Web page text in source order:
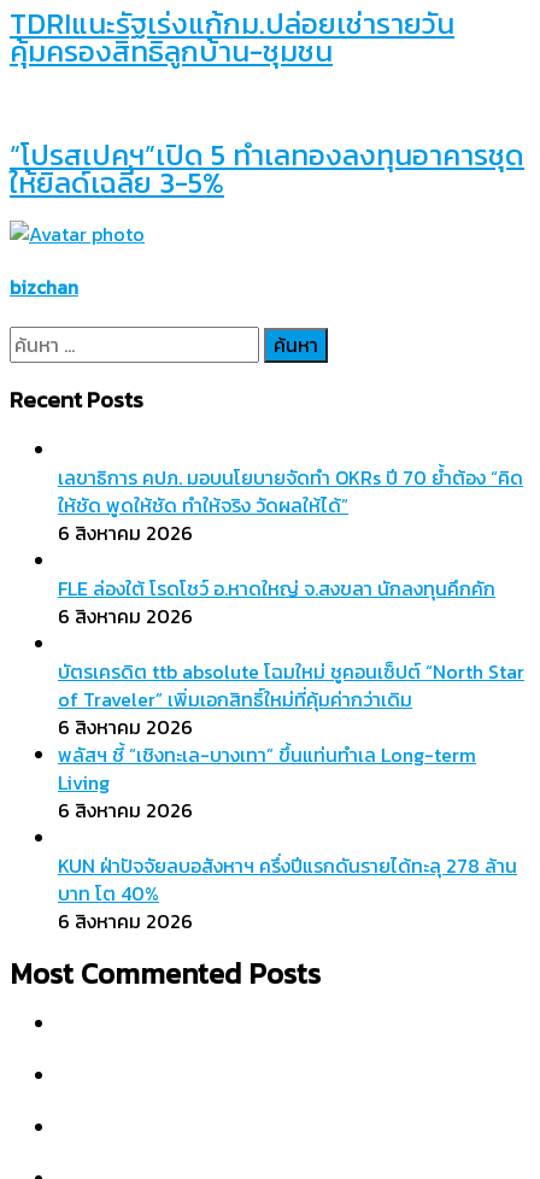
TDRIแนะรัฐเร่งแก้กม.ปล่อยเช่ารายวัน
คุ้มครองสิทธิลูกบ้าน-ชุมชน
“โปรสเปคฯ”เปิด 5 ทำเลทองลงทุนอาคารชุด
ให้ยิลด์เฉลี่ย 3-5%
bizchan
ค้นหา
สำหรับ:
Recent Posts
เลขาธิการ คปภ. มอบนโยบายจัดทำ OKRs ปี 70 ย้ำต้อง “คิด
ให้ชัด พูดให้ชัด ทำให้จริง วัดผลให้ได้”
6 สิงหาคม 2026
FLE ล่องใต้ โรดโชว์ อ.หาดใหญ่ จ.สงขลา นักลงทุนคึกคัก
6 สิงหาคม 2026
บัตรเครดิต ttb absolute โฉมใหม่ ชูคอนเซ็ปต์ “North Star
of Traveler” เพิ่มเอกสิทธิ์ใหม่ที่คุ้มค่ากว่าเดิม
6 สิงหาคม 2026
พลัสฯ ชี้ “เชิงทะเล-บางเทา” ขึ้นแท่นทำเล Long-term
Living
6 สิงหาคม 2026
KUN ฝ่าปัจจัยลบอสังหาฯ ครึ่งปีแรกดันรายได้ทะลุ 278 ล้าน
บาท โต 40%
6 สิงหาคม 2026
Most Commented Posts